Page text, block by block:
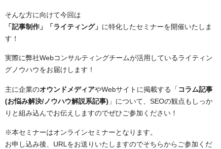
そんな方に向けて今回は
「記事制作」「ライティング」 に特化したセミナーを開催いたしま
す！
実際に弊社Webコンサルティングチームが活用しているライティン
グノウハウをお届けします！
主に企業のオウンドメディアやWebサイトに掲載する「 コラム記事
(お悩み解決/ノウハウ解説系記事) 」について、SEOの観点もしっか
りと組み込んでお伝えしますのでぜひご参加ください！
※本セミナーはオンラインセミナーとなります。
お申し込み後、URLをお送りいたしますのでそちらからご参加くだ